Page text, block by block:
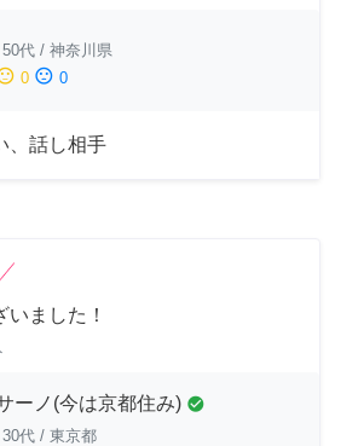
50代 / 神奈川県
0 sentiment_dissatisfied 0
、話し相手
いました！
ーノ(今は京都住み) check_circle
30代 / 東京都